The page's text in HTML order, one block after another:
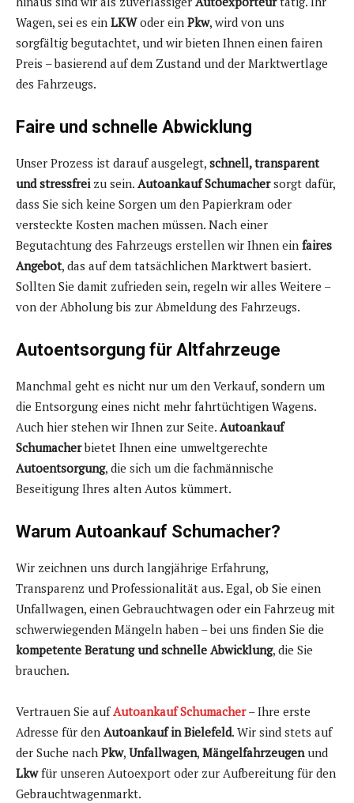
Wagen, sei es ein LKWoder ein Pkw, wird von uns
sorgfältig begutachtet, und wir bieten Ihnen einen fairen
Preis – basierend auf dem Zustand und der Marktwertlage
des Fahrzeugs.
Faire und schnelle Abwicklung
Unser Prozess ist darauf ausgelegt, schnell, transparent
und stressfreizu sein. Autoankauf Schumachersorgt dafür,
dass Sie sich keine Sorgen um den Papierkram oder
versteckte Kosten machen müssen. Nach einer
Begutachtung des Fahrzeugs erstellen wir Ihnen ein faires
Angebot, das auf dem tatsächlichen Marktwert basiert.
Sollten Sie damit zufrieden sein, regeln wir alles Weitere –
von der Abholung bis zur Abmeldung des Fahrzeugs.
Autoentsorgung für Altfahrzeuge
Manchmal geht es nicht nur um den Verkauf, sondern um
die Entsorgung eines nicht mehr fahrtüchtigen Wagens.
Auch hier stehen wir Ihnen zur Seite. Autoankauf
Schumacherbietet Ihnen eine umweltgerechte
Autoentsorgung, die sich um die fachmännische
Beseitigung Ihres alten Autos kümmert.
Warum Autoankauf Schumacher?
Wir zeichnen uns durch langjährige Erfahrung,
Transparenz und Professionalität aus. Egal, ob Sie einen
Unfallwagen, einen Gebrauchtwagen oder ein Fahrzeug mit
schwerwiegenden Mängeln haben – bei uns finden Sie die
kompetente Beratung und schnelle Abwicklung, die Sie
brauchen.
Vertrauen Sie aufAutoankauf Schumacher– Ihre erste
Adresse für den Autoankauf in Bielefeld. Wir sind stets auf
der Suche nach Pkw, Unfallwagen, Mängelfahrzeugenund
Lkwfür unseren Autoexport oder zur Aufbereitung für den
Gebrauchtwagenmarkt.